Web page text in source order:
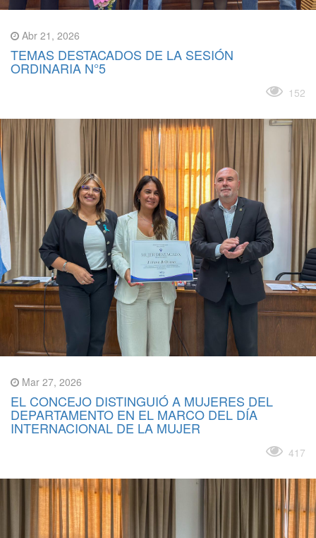
Abr 21, 2026
TEMAS DESTACADOS DE LA SESIÓN
ORDINARIA N°5
152
Mar 27, 2026
EL CONCEJO DISTINGUIÓ A MUJERES DEL
DEPARTAMENTO EN EL MARCO DEL DÍA
INTERNACIONAL DE LA MUJER
417